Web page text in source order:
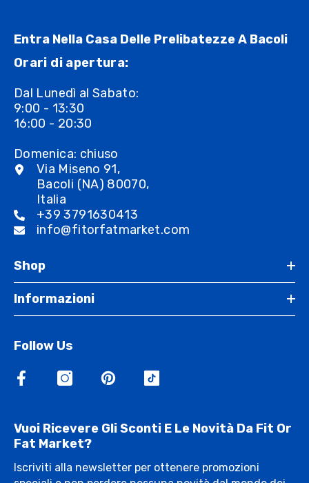
Entra Nella Casa Delle Prelibatezze A Bacoli
Orari di apertura:
Dal Lunedì al Sabato:
9:00 - 13:30
16:00 - 20:30
Domenica: chiuso
Via Miseno 91,
Bacoli (NA) 80070,
Italia
+39 3791630413
info@fitorfatmarket.com
Shop
Informazioni
Follow Us
Vuoi Ricevere Gli Sconti E Le Novità Da Fit Or
Fat Market?
Iscriviti alla newsletter per ottenere promozioni